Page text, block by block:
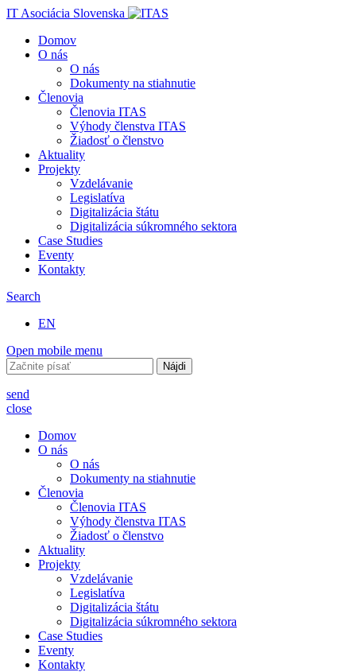
IT Asociácia Slovenska
Domov
O nás
O nás
Dokumenty na stiahnutie
Členovia
Členovia ITAS
Výhody členstva ITAS
Žiadosť o členstvo
Aktuality
Projekty
Vzdelávanie
Legislatíva
Digitalizácia štátu
Digitalizácia súkromného sektora
Case Studies
Eventy
Kontakty
Search
EN
Open mobile menu
Hľadať:
send
close
Domov
O nás
O nás
Dokumenty na stiahnutie
Členovia
Členovia ITAS
Výhody členstva ITAS
Žiadosť o členstvo
Aktuality
Projekty
Vzdelávanie
Legislatíva
Digitalizácia štátu
Digitalizácia súkromného sektora
Case Studies
Eventy
Kontakty